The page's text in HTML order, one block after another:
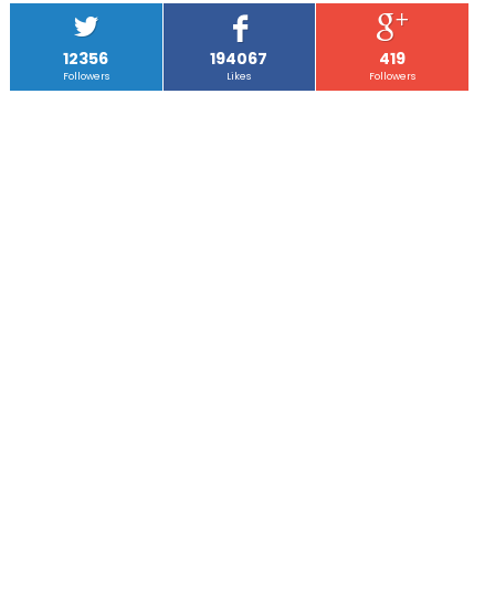
12356
Followers
194067
Likes
419
Followers